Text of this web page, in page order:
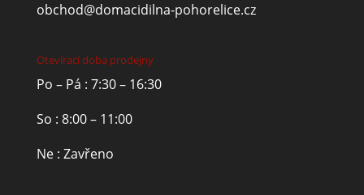
obchod@domacidilna-pohorelice.cz
Otevírací doba prodejny
Po – Pá : 7:30 – 16:30
So : 8:00 – 11:00
Ne : Zavřeno